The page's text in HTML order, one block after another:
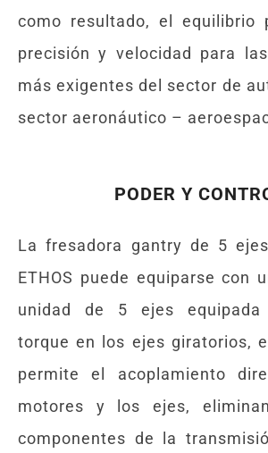
como resultado, el equilibrio
precisión y velocidad para
más exigentes del sector de
sector aeronáutico –
PODER Y
La fresadora gantry de 5
ETHOS puede equiparse con
unidad de 5 ejes equipada
torque en los ejes giratorios,
permite el acoplamiento
motores y los ejes,
componentes de la